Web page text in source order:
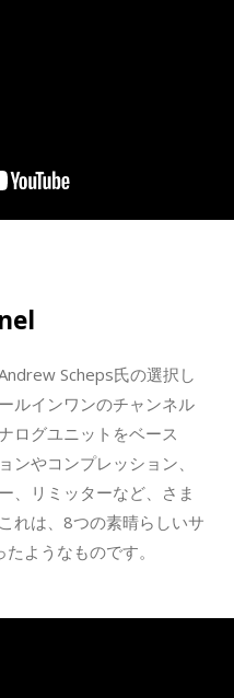
Scheps氏の選択し
ルインワンのチャンネル
ログユニットをベース
ンやコンプレッション、
、リミッターなど、さま
れは、8つの素晴らしいサ
ようなものです。